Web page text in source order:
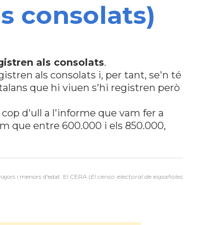
consolats)
als consolats.
als consolats i, per tant, se'n té
que hi viuen s'hi registren però
d'ull a l'informe que vam fer a
que entre 600.000 i els 850.000,
i menors d'edat. El CERA (El censo electoral de españoles